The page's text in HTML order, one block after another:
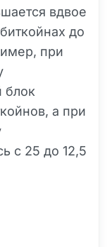
вдвое
до
при
блок
а при
с 25 до 12,5